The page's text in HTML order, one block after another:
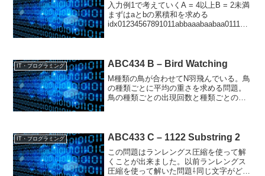
入力例1で考えていくA = 4以上B = 2未満
まずはaとbの累積和を求める
idx01234567891011abbaaabaabaa011123
IT・プログラミング ABC434 B – Bird Watching
M種類の鳥が合わせてN羽飛んでいる。鳥
の種類ごとに平均の重さを求める問題。
鳥の種類ごとの出現回数と種類ごとの重
した。def i_m...
IT・プログラミング ABC433 C – 1122 Substring 2
この問題はランレングス圧縮を使って解
くことが出来ました。以前ランレングス
圧縮を使って解いた問題⇩同じ文字がどれ